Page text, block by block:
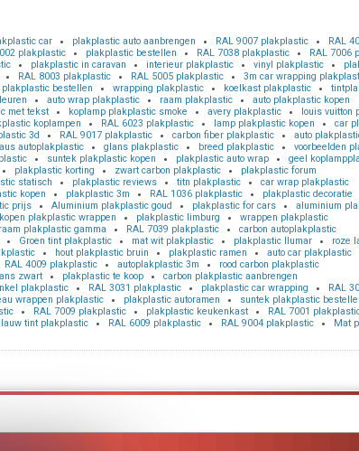
car plakplastic auto aanbrengen RAL 9007 plakplastic
RAL
plakplastic plakplastic bestellen RAL 7038 plakplastic
RAL 7006
plakplastic in caravan interieur plakplastic vinyl plakplastic
RAL 8003 plakplastic RAL 5005 plakplastic
3m car wrapping
plakplastic bestellen wrapping plakplastic koelkast plakplastic
auto wrap plakplastic raam plakplastic
auto plakplastic kopen
met tekst koplamp plakplastic smoke avery plakplastic
louis vuitton
koplampen RAL 6023 plakplastic lamp plakplastic kopen
car
3d RAL 9017 plakplastic carbon fiber plakplastic
auto
autoplakplastic glans plakplastic breed plakplastic
voorbeelden
suntek plakplastic kopen plakplastic auto wrap
geel
plakplastic korting zwart carbon plakplastic
plakplastic forum
statisch plakplastic reviews titn plakplastic
car wrap plakplastic
kopen plakplastic 3m RAL 1036 plakplastic
plakplastic decoratie
prijs Aluminium plakplastic goud plakplastic for cars
aluminium
kopen plakplastic wrappen plakplastic limburg
wrappen plakplastic
raam plakplastic gamma RAL 7039 plakplastic
carbon autoplakplastic
Groen tint plakplastic mat wit plakplastic plakplastic llumar
roze
hout plakplastic bruin plakplastic ramen
auto car plakplastic
RAL 4009 plakplastic autoplakplastic 3m
rood carbon plakplastic
zwart plakplastic te koop
carbon plakplastic aanbrengen
plakplastic RAL 3031 plakplastic plakplastic car wrapping
RAL
wrappen plakplastic plakplastic autoramen
suntek plakplastic
RAL 7009 plakplastic plakplastic keukenkast
RAL 7001
tint plakplastic RAL 6009 plakplastic RAL 9004 plakplastic
Mat